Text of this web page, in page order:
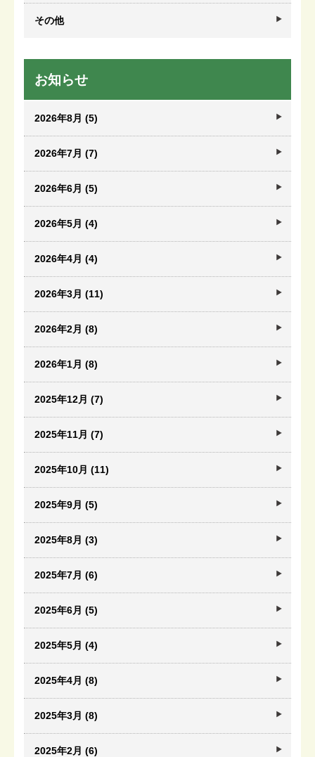
その他
お知らせ
2026年8月 (5)
2026年7月 (7)
2026年6月 (5)
2026年5月 (4)
2026年4月 (4)
2026年3月 (11)
2026年2月 (8)
2026年1月 (8)
2025年12月 (7)
2025年11月 (7)
2025年10月 (11)
2025年9月 (5)
2025年8月 (3)
2025年7月 (6)
2025年6月 (5)
2025年5月 (4)
2025年4月 (8)
2025年3月 (8)
2025年2月 (6)